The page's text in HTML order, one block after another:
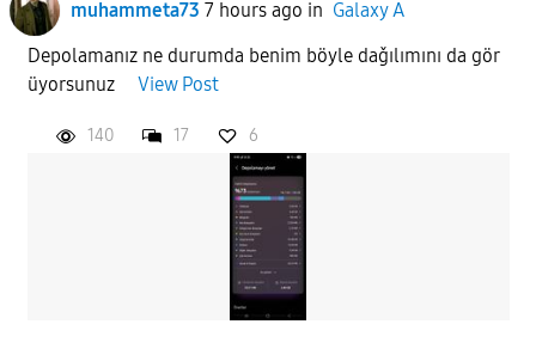
muhammeta73 7 hours ago in Galaxy A
Depolamanız ne durumda benim böyle daǧılımını da gör
üyorsunuz View Post
140 17 6